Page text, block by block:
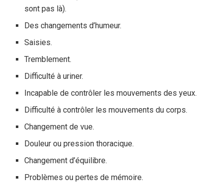
sont pas là).
Des changements d’humeur.
Saisies.
Tremblement.
Difficulté à uriner.
Incapable de contrôler les mouvements des yeux.
Difficulté à contrôler les mouvements du corps.
Changement de vue.
Douleur ou pression thoracique.
Changement d’équilibre.
Problèmes ou pertes de mémoire.